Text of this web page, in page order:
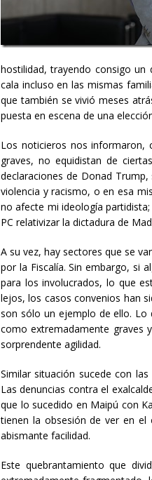
hostilidad, trayendo consigo un
cala incluso en las mismas
que también se vivió meses
puesta en escena de una
Los noticieros nos informaron,
graves, no equidistan de
declaraciones de Donad
violencia y racismo, o en esa
no afecte mi ideología
PC relativizar la dictadura de
A su vez, hay sectores que se
por la Fiscalía. Sin embargo, si
para los involucrados, lo que
lejos, los casos convenios han
son sólo un ejemplo de ello. Lo
como extremadamente graves
sorprendente agilidad.
Similar situación sucede con
Las denuncias contra el
que lo sucedido en Maipú con
tienen la obsesión de ver en
abismante facilidad.
Este quebrantamiento que